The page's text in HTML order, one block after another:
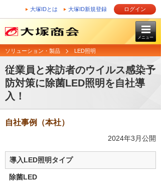
大塚IDとは 大塚ID新規登録 ログイン
メニュー
ソリューション・製品 LED照明
従業員と来訪者のウイルス感染予
防対策に除菌LED照明を自社導
入！
自社事例（本社）
2024年3月公開
導入LED照明タイプ
除菌LED